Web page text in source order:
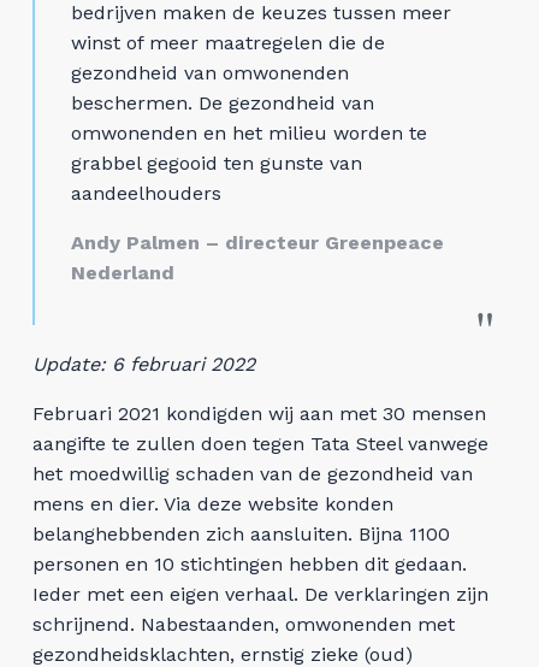
bedrijven maken de keuzes tussen meer
winst of meer maatregelen die de
gezondheid van omwonenden
beschermen. De gezondheid van
omwonenden en het milieu worden te
grabbel gegooid ten gunste van
aandeelhouders
Andy Palmen – directeur Greenpeace
Nederland
Update: 6 februari 2022
Februari 2021 kondigden wij aan met 30 mensen
aangifte te zullen doen tegen Tata Steel vanwege
het moedwillig schaden van de gezondheid van
mens en dier. Via deze website konden
belanghebbenden zich aansluiten. Bijna 1100
personen en 10 stichtingen hebben dit gedaan.
Ieder met een eigen verhaal. De verklaringen zijn
schrijnend. Nabestaanden, omwonenden met
gezondheidsklachten, ernstig zieke (oud)